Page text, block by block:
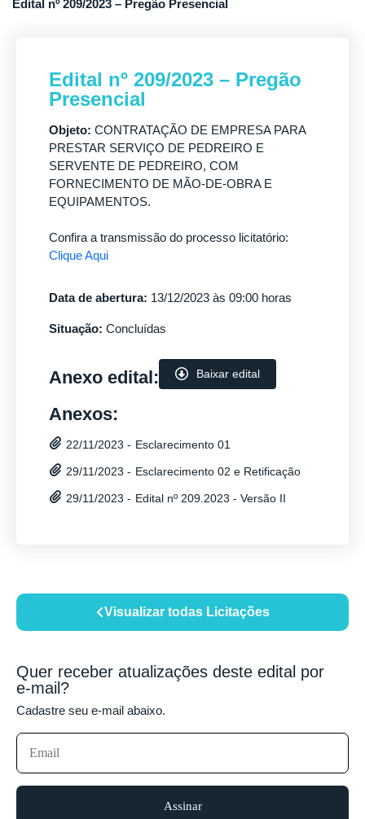
Edital nº 209/2023 – Pregão Presencial
Visualizar todas Licitações
Quer receber atualizações deste edital por
e-mail?
Cadastre seu e-mail abaixo.
Assinar
Edital nº 209/2023 – Pregão
Presencial
Objeto: CONTRATAÇÃO DE EMPRESA PARA
PRESTAR SERVIÇO DE PEDREIRO E
SERVENTE DE PEDREIRO, COM
FORNECIMENTO DE MÃO-DE-OBRA E
EQUIPAMENTOS.
Confira a transmissão do processo licitatório:
Clique Aqui
Data de abertura: 13/12/2023 às 09:00 horas
Situação: Concluídas
Anexo edital: Baixar edital
Anexos:
22/11/2023 - Esclarecimento 01
29/11/2023 - Esclarecimento 02 e Retificação
29/11/2023 - Edital nº 209.2023 - Versão II